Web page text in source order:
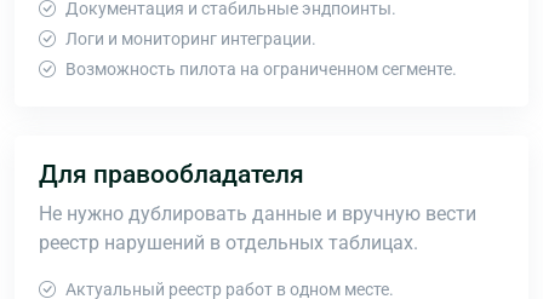
Документация и стабильные эндпоинты.
Логи и мониторинг интеграции.
Возможность пилота на ограниченном сегменте.
Для правообладателя
Не нужно дублировать данные и вручную вести
реестр нарушений в отдельных таблицах.
Актуальный реестр работ в одном месте.